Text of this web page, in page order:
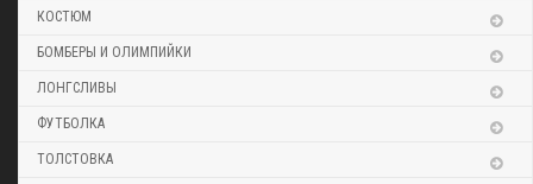
КОСТЮМ
БОМБЕРЫ И ОЛИМПИЙКИ
ЛОНГСЛИВЫ
ФУТБОЛКА
ТОЛСТОВКА